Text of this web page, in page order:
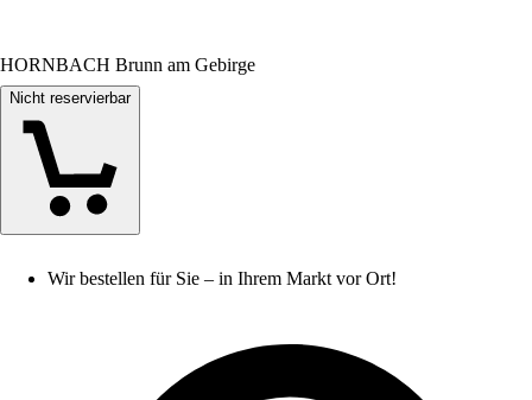
HORNBACH Brunn am Gebirge
Nicht reservierbar
Wir bestellen für Sie – in Ihrem Markt vor Ort!